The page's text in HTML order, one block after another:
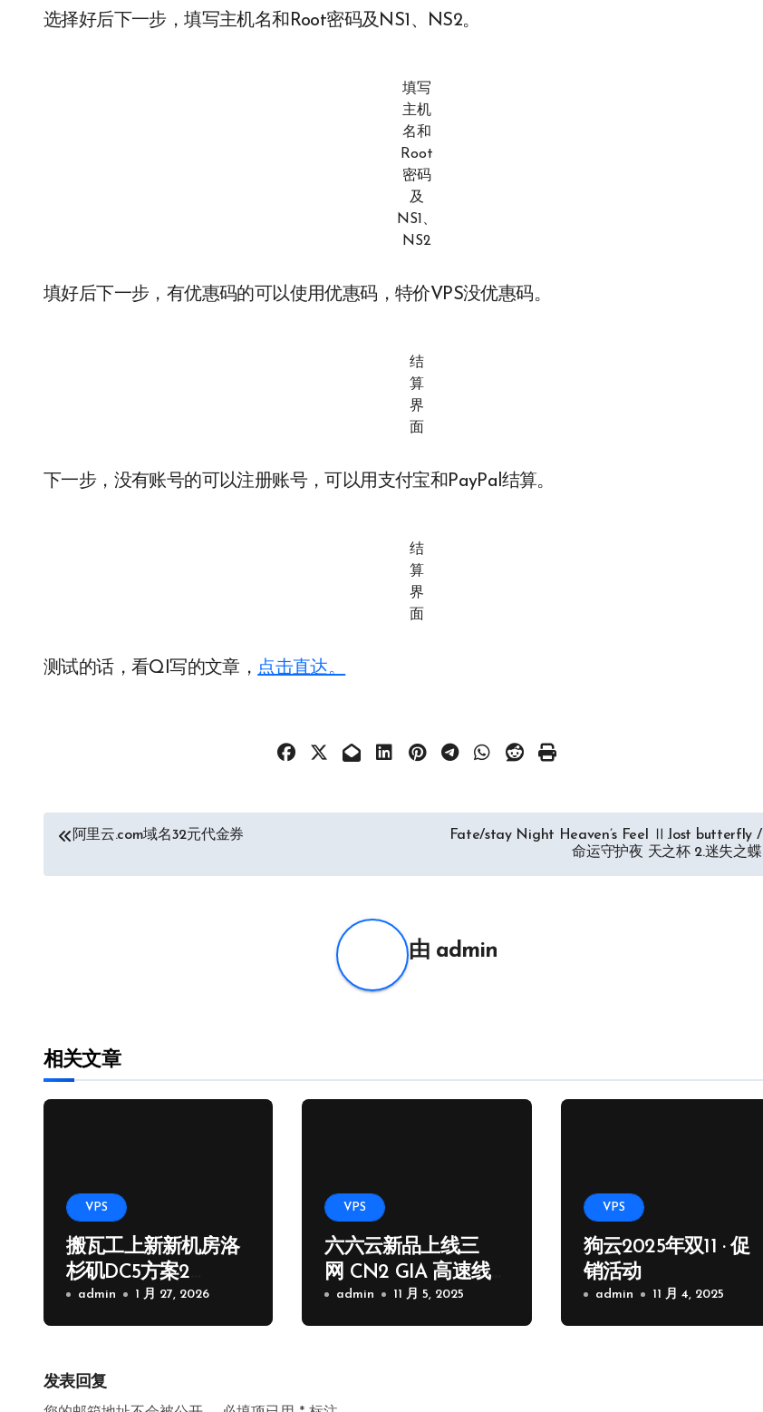
选择好后下一步，填写主机名和Root密码及NS1、NS2。
填写
主机
名和
Root
密码
及
NS1、
NS2
填好后下一步，有优惠码的可以使用优惠码，特价VPS没优惠码。
结
算
界
面
下一步，没有账号的可以注册账号，可以用支付宝和PayPal结算。
结
算
界
面
测试的话，看QI写的文章， 点击直达。
文
章
阿里云.com域名32元代金券
Fate/stay Night Heaven’s Feel Ⅱ.lost butterfly /
命运守护夜 天之杯 2.迷失之蝶
由 admin
相关文章
VPS
搬瓦工上新新机房洛
杉矶DC5方案2
核/1G/20GB/2.5Gps/1
000G流量季付65.89
admin 1 月 27, 2026
VPS
六六云新品上线三
网 CN2 GIA 高速线
路admin 11 月 5, 2025
VPS
狗云2025年双11 · 促
销活动
admin 11 月 4, 2025
发表回复